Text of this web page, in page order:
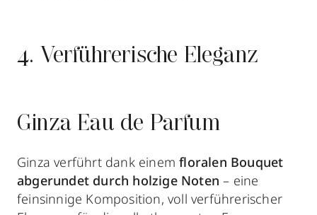
4. Verführerische Eleganz
Ginza Eau de Parfum
Ginza verführt dank einemfloralen Bouquet
abgerundet durch holzige Noten – eine
feinsinnige Komposition, voll verführerischer